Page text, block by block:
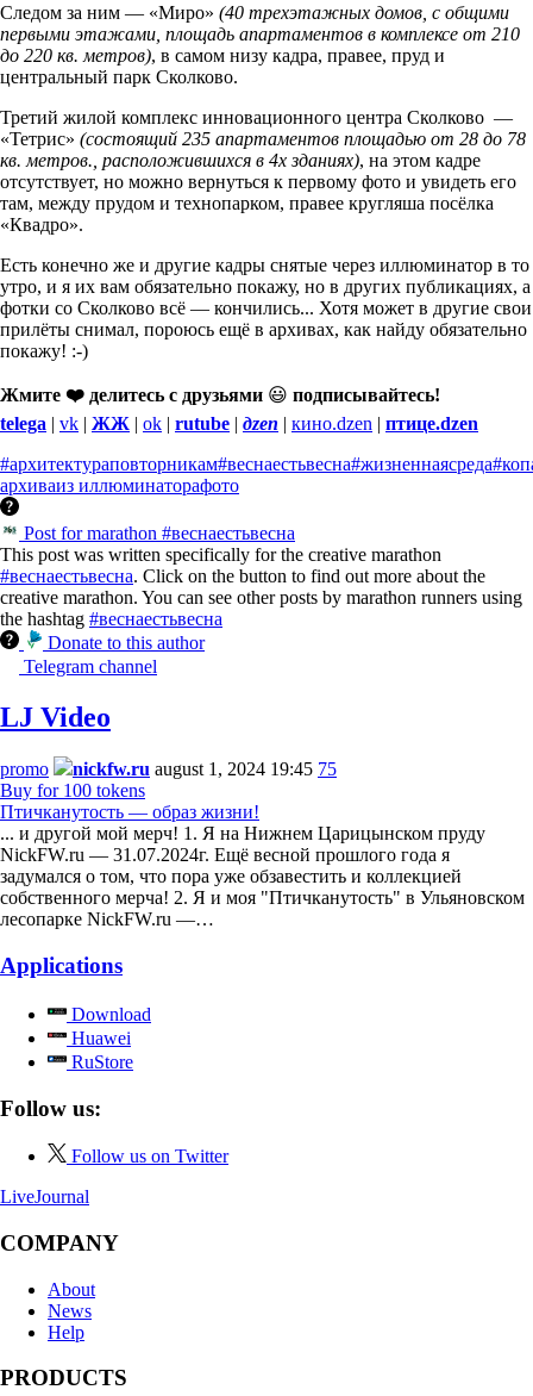
Следом за ним — «Миро» (40 трехэтажных домов, с общими
первыми этажами, площадь апартаментов в комплексе от 210
до 220 кв. метров), в самом низу кадра, правее, пруд и
центральный парк Сколково.
Третий жилой комплекс инновационного центра Сколково —
«Тетрис» (состоящий 235 апартаментов площадью от 28 до 78
кв. метров., расположившихся в 4х зданиях), на этом кадре
отсутствует, но можно вернуться к первому фото и увидеть его
там, между прудом и технопарком, правее кругляша посёлка
«Квадро».
Есть конечно же и другие кадры снятые через иллюминатор в то
утро, и я их вам обязательно покажу, но в других публикациях, а
фотки со Сколково всё — кончились... Хотя может в другие свои
прилёты снимал, пороюсь ещё в архивах, как найду обязательно
покажу! :-)
Жмите ❤️ делитесь с друзьями 😃 подписывайтесь!
telega | vk | ЖЖ | ok | rutube | дzen | кино.dzen | птице.dzen
#архитектураповторникам#веснаестьвесна#жизненнаясреда
архиваиз иллюминаторафото
Post for marathon #веснаестьвесна
This post was written specifically for the creative marathon
#веснаестьвесна. Click on the button to find out more about the
creative marathon. You can see other posts by marathon runners using
the hashtag #веснаестьвесна
Donate to this author
Telegram channel
LJ Video
promo nickfw.ru august 1, 2024 19:45 75
Buy for 100 tokens
Птичканутость — образ жизни!
... и другой мой мерч! 1. Я на Нижнем Царицынском пруду
NickFW.ru — 31.07.2024г. Ещё весной прошлого года я
задумался о том, что пора уже обзавестить и коллекцией
собственного мерча! 2. Я и моя "Птичканутость" в Ульяновском
лесопарке NickFW.ru —…
Applications
Download
Huawei
RuStore
Follow us:
Follow us on Twitter
LiveJournal
COMPANY
About
News
Help
PRODUCTS